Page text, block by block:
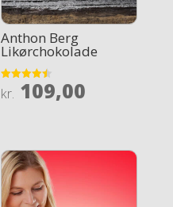
Anthon Berg
Likørchokolade
Rated
4.5
kr. 109,00